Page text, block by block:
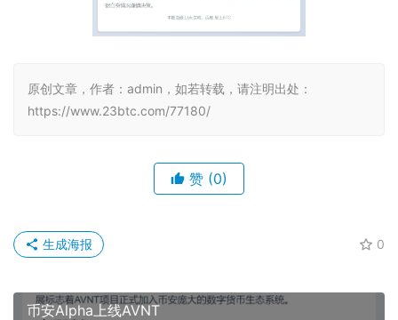
原创文章，作者：admin，如若转载，请注明出处：
https://www.23btc.com/77180/
赞 (0)
0
生成海报
币安Alpha上线AVNT